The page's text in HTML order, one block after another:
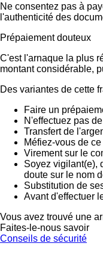
Ne consentez pas à
l'authenticité des
Prépaiement douteux
C'est l'arnaque la plus
montant considérable,
Des variantes de cette
Faire un
N'effectuez pas
Transfert de
Méfiez-vous de
Virement sur le
Soyez vigilant(e),
doute sur le nom
Substitution de
Avant d'effectuer
Vous avez trouvé une
Faites-le-nous savoir
Conseils de sécurité